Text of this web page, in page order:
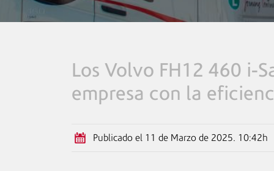
Los Volvo FH12 460 i-
empresa con la
Publicado el 11 de Marzo de 2025. 10:42h